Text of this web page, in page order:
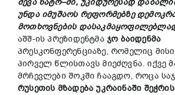
უნდა იმუშაოს რეფორმებზე
მოთხოვნების
აშშ-ის პრეზიდენტმა ჯო ბაიდენმა
პრესკონფერენციაზე, რომელიც
პირველ წლისთავს მიეძღვნა. იქვე
მრჩევლები შოკში ჩააგდო, როცა
რუსეთის მზადება უკრაინაში